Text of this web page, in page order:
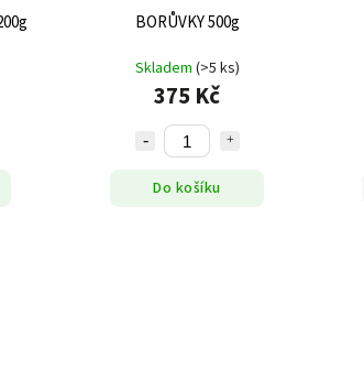
BORŮVKY 500g
Skladem (>5 ks)
375 Kč
Do košíku